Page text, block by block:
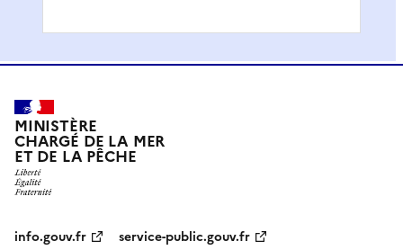
MINISTÈRE
CHARGÉ DE LA MER
ET DE LA PÊCHE
info.gouv.fr service-public.gouv.fr